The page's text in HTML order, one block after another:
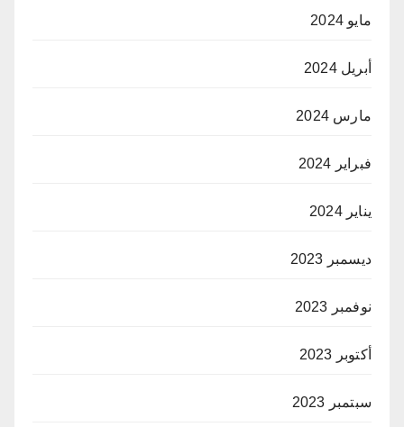
مايو 2024
أبريل 2024
مارس 2024
فبراير 2024
يناير 2024
ديسمبر 2023
نوفمبر 2023
أكتوبر 2023
سبتمبر 2023